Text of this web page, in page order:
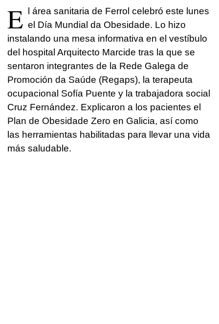
E l área sanitaria de Ferrol celebró este lunes
el Día Mundial da Obesidade. Lo hizo
instalando una mesa informativa en el vestíbulo
del hospital Arquitecto Marcide tras la que se
sentaron integrantes de la Rede Galega de
Promoción da Saúde (Regaps), la terapeuta
ocupacional Sofía Puente y la trabajadora social
Cruz Fernández. Explicaron a los pacientes el
Plan de Obesidade Zero en Galicia, así como
las herramientas habilitadas para llevar una vida
más saludable.